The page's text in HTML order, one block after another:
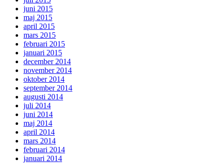
juni 2015
maj 2015
april 2015
mars 2015
februari 2015
januari 2015
december 2014
november 2014
oktober 2014
september 2014
augusti 2014
juli 2014
juni 2014
maj 2014
april 2014
mars 2014
februari 2014
januari 2014